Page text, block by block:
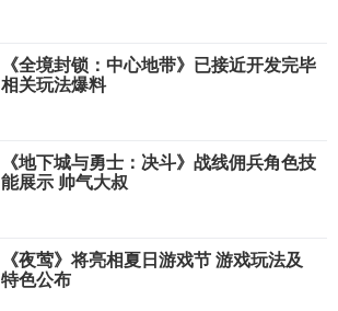
《全境封锁：中心地带》已接近开发完毕
相关玩法爆料
《地下城与勇士：决斗》战线佣兵角色技
能展示 帅气大叔
《夜莺》将亮相夏日游戏节 游戏玩法及
特色公布